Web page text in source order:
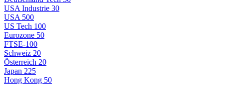
USA Industrie 30
USA 500
US Tech 100
Eurozone 50
FTSE-100
Schweiz 20
Österreich 20
Japan 225
Hong Kong 50